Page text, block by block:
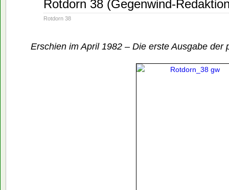
Rotdorn 38 (Gegenwind-
Rotdorn 38
Erschien im April 1982 – Die erste Ausgabe der